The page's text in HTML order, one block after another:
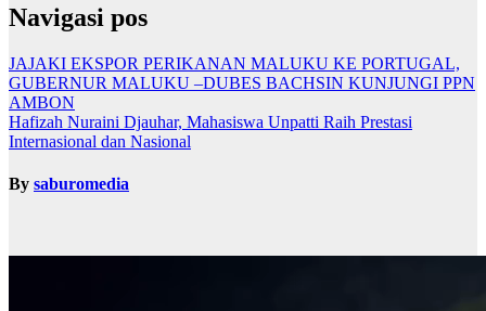
Navigasi pos
JAJAKI EKSPOR PERIKANAN MALUKU KE PORTUGAL,
GUBERNUR MALUKU –DUBES BACHSIN KUNJUNGI PPN
AMBON
Hafizah Nuraini Djauhar, Mahasiswa Unpatti Raih Prestasi
Internasional dan Nasional
By saburomedia